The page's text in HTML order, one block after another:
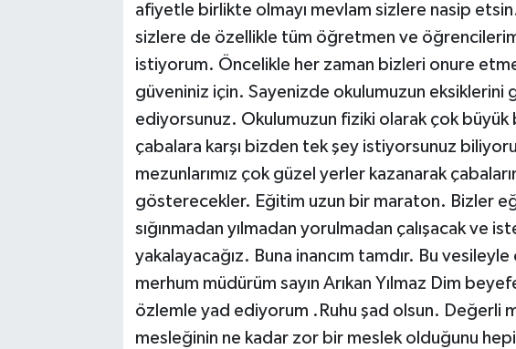
afiyetle birlikte olmayı mevlam sizlere nasip
sizlere de özellikle tüm öğretmen ve
istiyorum. Öncelikle her zaman bizleri onure
güveniniz için. Sayenizde okulumuzun
ediyorsunuz. Okulumuzun fiziki olarak çok büyük
çabalara karşı bizden tek şey istiyorsunuz
mezunlarımız çok güzel yerler kazanarak
gösterecekler. Eğitim uzun bir maraton. Bizler
sığınmadan yılmadan yorulmadan çalışacak ve
yakalayacağız. Buna inancım tamdır. Bu
merhum müdürüm sayın Arıkan Yılmaz Dim
özlemle yad ediyorum .Ruhu şad olsun. Değerli
mesleğinin ne kadar zor bir meslek olduğunu